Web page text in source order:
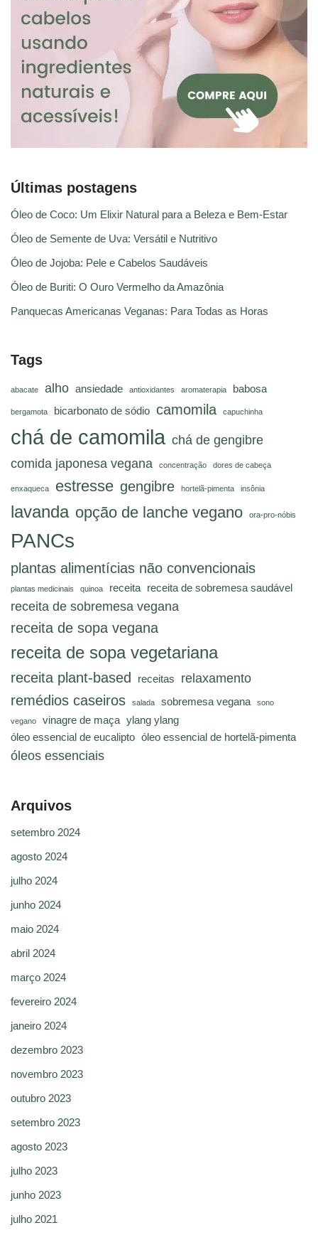
Últimas postagens
Óleo de Coco: Um Elixir Natural para a Beleza e Bem-Estar
Óleo de Semente de Uva: Versátil e Nutritivo
Óleo de Jojoba: Pele e Cabelos Saudáveis
Óleo de Buriti: O Ouro Vermelho da Amazônia
Panquecas Americanas Veganas: Para Todas as Horas
Tags
abacate alho ansiedade antioxidantes aromaterapia babosa
bergamota bicarbonato de sódio camomila capuchinha
chá de camomila chá de gengibre
comida japonesa vegana
concentração dores de cabeça
enxaqueca estresse gengibre hortelã-pimenta insônia
lavanda opção de lanche vegano ora-pro-nóbis
PANCs
plantas alimentícias não convencionais
plantas medicinais quinoa receita receita de sobremesa saudável
receita de sobremesa vegana
receita de sopa vegana
receita de sopa vegetariana
receita plant-based receitas relaxamento
remédios caseiros salada sobremesa vegana sono
vegano vinagre de maça ylang ylang
óleo essencial de eucalipto óleo essencial de hortelã-pimenta
óleos essenciais
Arquivos
setembro 2024
agosto 2024
julho 2024
junho 2024
maio 2024
abril 2024
março 2024
fevereiro 2024
janeiro 2024
dezembro 2023
novembro 2023
outubro 2023
setembro 2023
agosto 2023
julho 2023
junho 2023
julho 2021